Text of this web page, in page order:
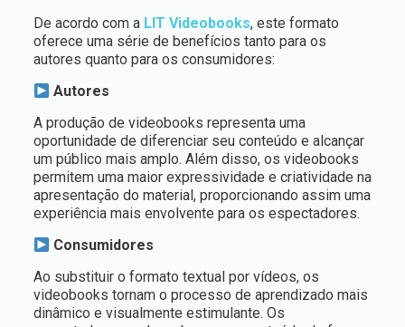
De acordo com a LIT Videobooks, este formato
oferece uma série de benefícios tanto para os
autores quanto para os consumidores:
Autores
A produção de videobooks representa uma
oportunidade de diferenciar seu conteúdo e alcançar
um público mais amplo. Além disso, os videobooks
permitem uma maior expressividade e criatividade na
apresentação do material, proporcionando assim uma
experiência mais envolvente para os espectadores.
Consumidores
Ao substituir o formato textual por vídeos, os
videobooks tornam o processo de aprendizado mais
dinâmico e visualmente estimulante. Os